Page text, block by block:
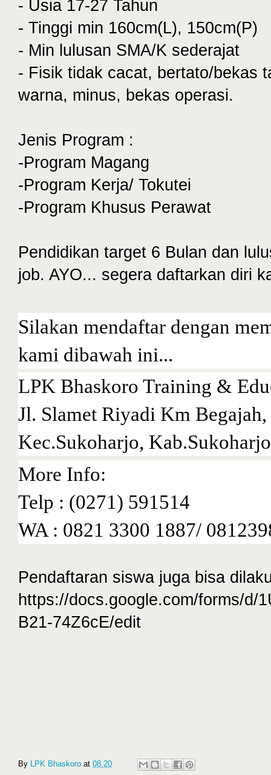
- Usia 17-27 Tahun
- Tinggi min 160cm(L), 150cm(P)
- Min lulusan SMA/K sederajat
- Fisik tidak cacat, bertato/bekas
warna, minus, bekas operasi.
Jenis Program :
-Program Magang
-Program Kerja/ Tokutei
-Program Khusus Perawat
Pendidikan target 6 Bulan dan
job. AYO... segera daftarkan diri
Silakan mendaftar dengan
kami dibawah ini...
LPK Bhaskoro Training &
Jl. Slamet Riyadi Km
Kec.Sukoharjo,
More Info:
Telp : (0271) 591514
WA : 0821 3300 1887/
Pendaftaran siswa juga bisa
https://docs.google.com/forms/d/
B21-74Z6cE/edit
By LPK Bhaskoro at 08.20